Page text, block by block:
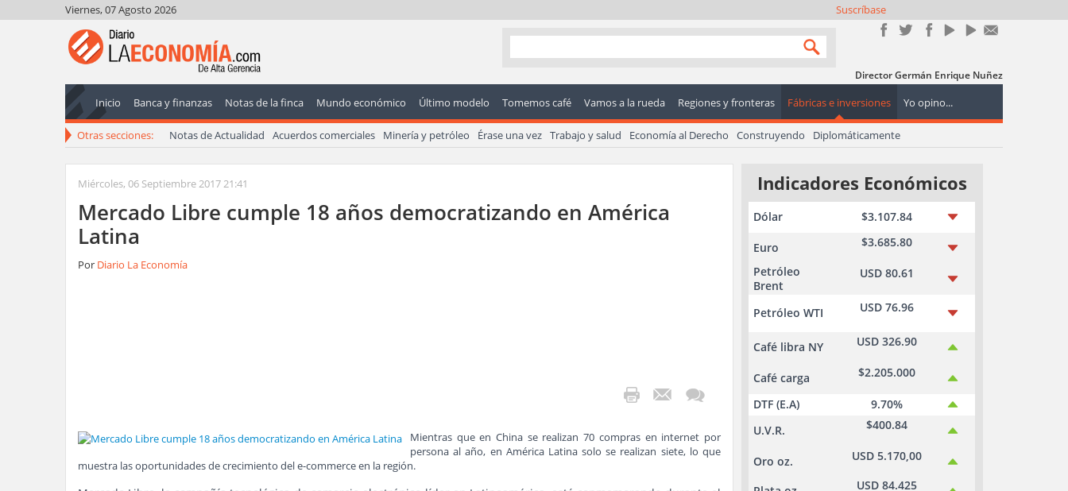
Viernes, 07 Agosto 2026 Suscríbase
Director Germán Enrique Nuñez
Inicio Banca y finanzas Notas de la finca Mundo económico Último modelo Tomemos café Vamos a la rueda Regiones y fronteras Fábricas e inversiones Yo opino...
Otras secciones: Notas de Actualidad Acuerdos comerciales Minería y petróleo Érase una vez Trabajo y salud Economía al Derecho Construyendo Diplomáticamente
Miércoles, 06 Septiembre 2017 21:41
Mercado Libre cumple 18 años democratizando en América
Latina
Por Diario La Economía
Mientras que en China se realizan 70 compras en internet por
persona al año, en América Latina solo se realizan siete, lo que
muestra las oportunidades de crecimiento del e-commerce en la región.
Indicadores Económicos
Dólar $3.107.84
Euro
$3.685.80
Petróleo
Brent
USD 80.61
Petróleo WTI USD 76.96
Café libra NY USD 326.90
Café carga $2.205.000
DTF (E.A)
9.70%
U.V.R.
$400.84
Oro oz. USD 5.170,00
USD 84.425